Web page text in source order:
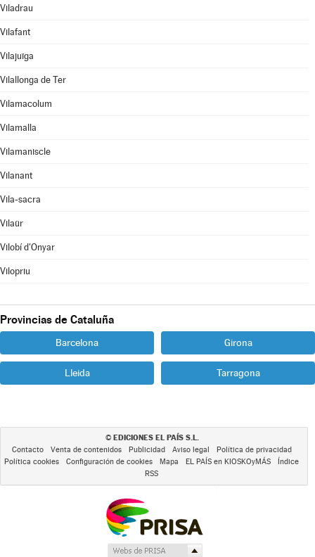
Viladrau
Vilafant
Vilajuïga
Vilallonga de Ter
Vilamacolum
Vilamalla
Vilamaniscle
Vilanant
Vila-sacra
Vilaür
Vilobí d'Onyar
Vilopriu
Provincias de Cataluña
Barcelona Girona
Lleida Tarragona
© EDICIONES EL PAÍS S.L.
Contacto Venta de contenidos Publicidad Aviso legal
Política de privacidad
Política cookies
Configuración de cookies Mapa EL PAÍS en KIOSKOyMÁS
Índice
RSS